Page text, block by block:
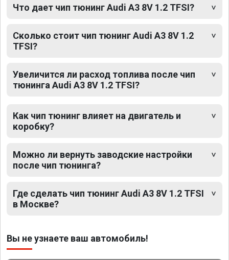
Что дает чип тюнинг Audi A3 8V 1.2 TFSI?
Сколько стоит чип тюнинг Audi A3 8V 1.2
TFSI?
Увеличится ли расход топлива после чип
тюнинга Audi A3 8V 1.2 TFSI?
Как чип тюнинг влияет на двигатель и
коробку?
Можно ли вернуть заводские настройки
после чип тюнинга?
Где сделать чип тюнинг Audi A3 8V 1.2 TFSI
в Москве?
Вы не узнаете ваш автомобиль!